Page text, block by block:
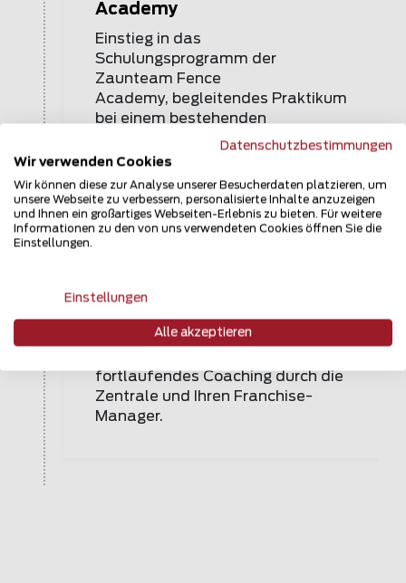
Academy
Einstieg in das
Schulungsprogramm der
Zaunteam Fence
Academy, begleitendes Praktikum
bei einem bestehenden
Zaunteam Betrieb.
Schulungen
Es folgt Ihre Betriebseröffnung,
dies mit diversen
fortlaufendes Coaching durch die
Zentrale und Ihren Franchise-
Manager.
Datenschutzbestimmungen
Wir verwenden Cookies
Wir können diese zur Analyse unserer Besucherdaten platzieren, um
unsere Webseite zu verbessern, personalisierte Inhalte anzuzeigen
und Ihnen ein großartiges Webseiten-Erlebnis zu bieten. Für weitere
Informationen zu den von uns verwendeten Cookies öffnen Sie die
Einstellungen.
Einstellungen
Alle akzeptieren